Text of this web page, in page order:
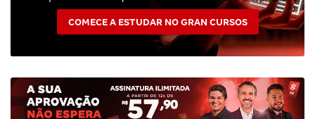
COMECE A ESTUDAR NO GRAN CURSOS